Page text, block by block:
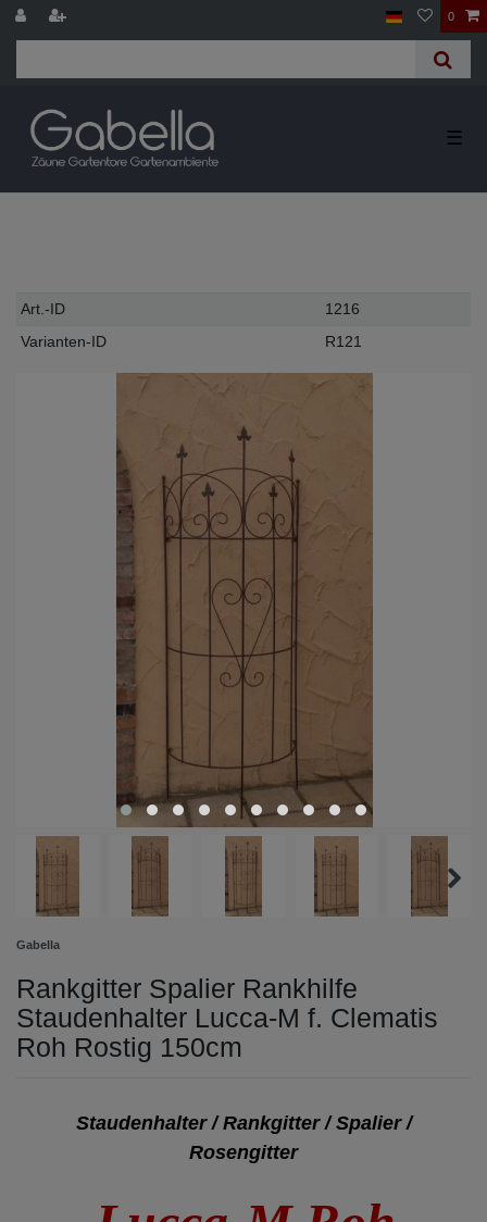
0
☰
Technisches
Wert
Art.-ID
1216
Varianten-ID
R121
Gabella
Rankgitter Spalier Rankhilfe
Staudenhalter Lucca-M f. Clematis
Roh Rostig 150cm
Staudenhalter / Rankgitter / Spalier /
Rosengitter